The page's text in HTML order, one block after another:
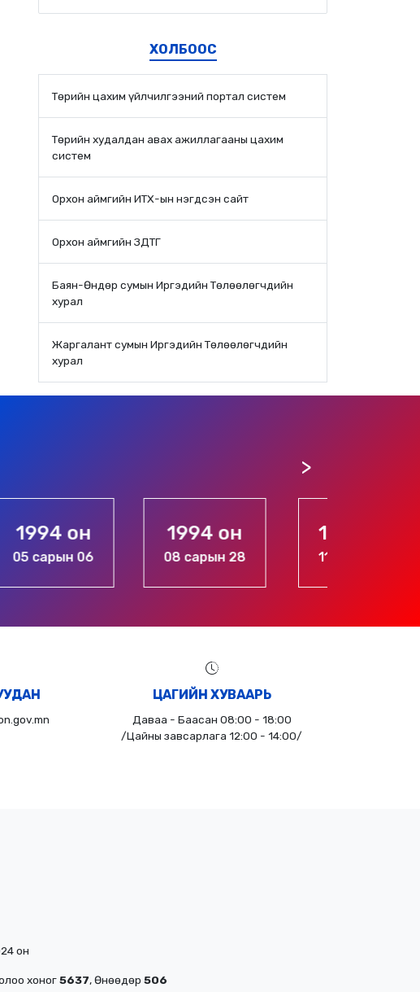
ХОЛБООС
Төрийн цахим үйлчилгээний портал систем
Төрийн худалдан авах ажиллагааны цахим
систем
Орхон аймгийн ИТХ-ын нэгдсэн сайт
Орхон аймгийн ЗДТГ
Баян-Өндөр сумын Иргэдийн Төлөөлөгчдийн
хурал
Жаргалант сумын Иргэдийн Төлөөлөгчдийн
хурал
1994 он
08 сарын 28
1994 он
11 сарын 20
ЦАГИЙН ХУВААРЬ
Даваа - Баасан 08:00 - 18:00
/Цайны завсарлага 12:00 - 14:00/
он
хоног5637, Өнөөдөр 506